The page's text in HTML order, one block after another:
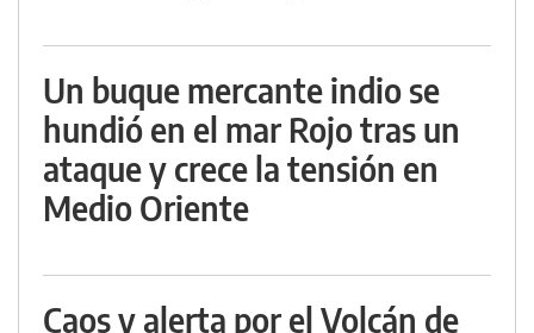
Un buque mercante indio se
hundió en el mar Rojo tras un
ataque y crece la tensión en
Medio Oriente
Caos y alerta por el Volcán de